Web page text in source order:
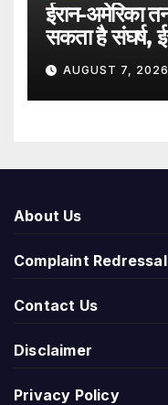
ईरान-अमेरिका
सकता है संघर्ष,
AUGUST 7, 2026
About Us
Complaint Redressal
Contact Us
Disclaimer
Privacy Policy